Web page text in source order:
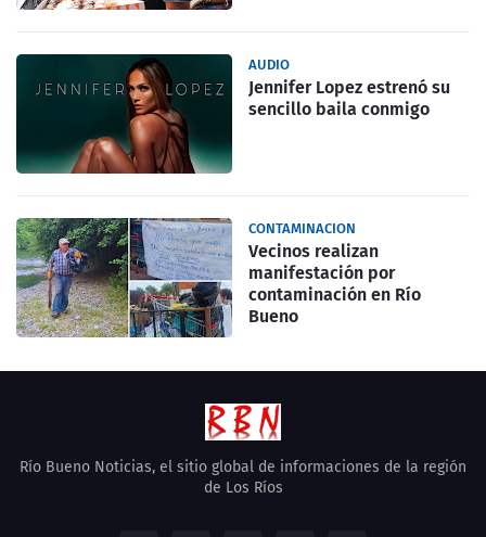
AUDIO
Jennifer Lopez estrenó su
sencillo baila conmigo
CONTAMINACION
Vecinos realizan
manifestación por
contaminación en Río
Bueno
Río Bueno Noticias, el sitio global de informaciones de la región
de Los Ríos